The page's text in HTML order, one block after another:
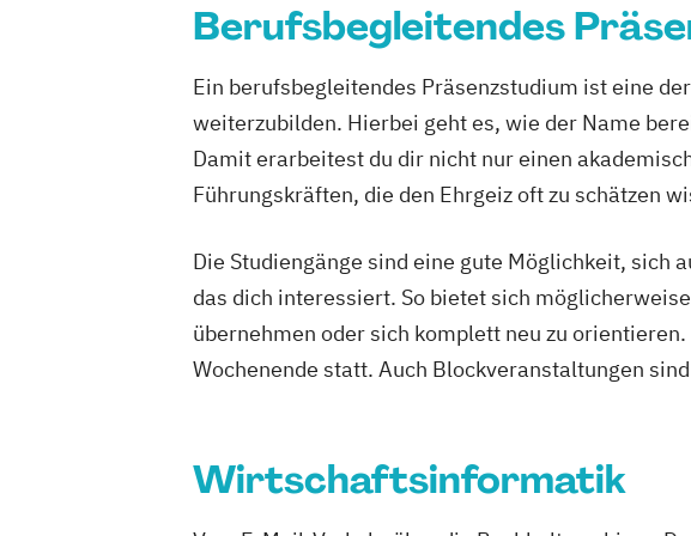
Musikproduktion Outdoor Studies
Psychologie der Lebenswelten
Software Design & User Experience
Software Development Sportjournalismus
Sportmanagement
Sportmanagement - Fußballmanagement
Sportmanangement - Fußballmanagement
Wirtschaftsinformatik
Wirtschaftsinformatik - Cyber Security
Wirtschaftsingenieurwesen
Wirtschaftsingenieurwesen Baumanagement für
Wirtschaftspsychologie
Wirtschaftspsychologie - Digital Transformation
Management
Transformation & Informatics
Business Management mit Spezialisierung Finance
Business Management mit Spezialisierung General
Management
Resources & Business Psychology
Berufsbegleitendes
Ein berufsbegleitendes Präsenzstudium ist eine
weiterzubilden. Hierbei geht es, wie der Name
Damit erarbeitest du dir nicht nur einen
Führungskräften, die den Ehrgeiz oft zu schätzen
Die Studiengänge sind eine gute Möglichkeit, sich
das dich interessiert. So bietet sich
übernehmen oder sich komplett neu zu
Wochenende statt. Auch Blockveranstaltungen
Wirtschaftsinformatik